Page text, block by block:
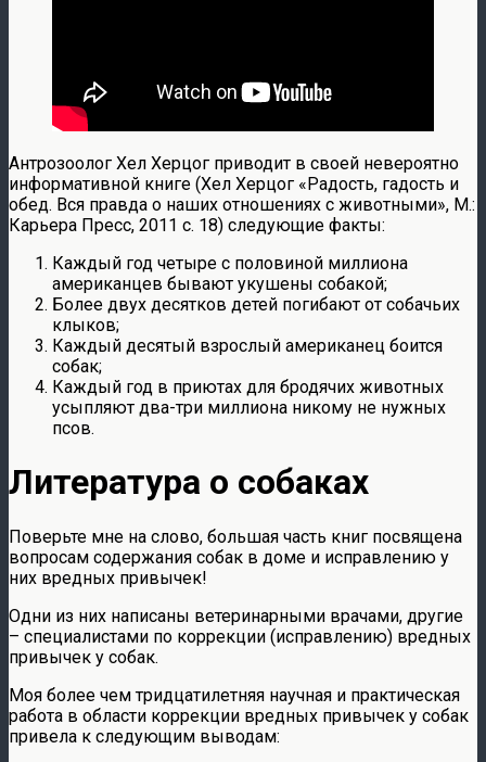
Антрозоолог Хел Херцог приводит в своей невероятно
информативной книге (Хел Херцог «Радость, гадость и
обед. Вся правда о наших отношениях с животными», М.:
Карьера Пресс, 2011 с. 18) следующие факты:
Каждый год четыре с половиной миллиона
американцев бывают укушены собакой;
Более двух десятков детей погибают от собачьих
клыков;
Каждый десятый взрослый американец боится
собак;
Каждый год в приютах для бродячих животных
усыпляют два-три миллиона никому не нужных
псов.
Литература о собаках
Поверьте мне на слово, большая часть книг посвящена
вопросам содержания собак в доме и исправлению у
них вредных привычек!
Одни из них написаны ветеринарными врачами, другие
– специалистами по коррекции (исправлению) вредных
привычек у собак.
Моя более чем тридцатилетняя научная и практическая
работа в области коррекции вредных привычек у собак
привела к следующим выводам: